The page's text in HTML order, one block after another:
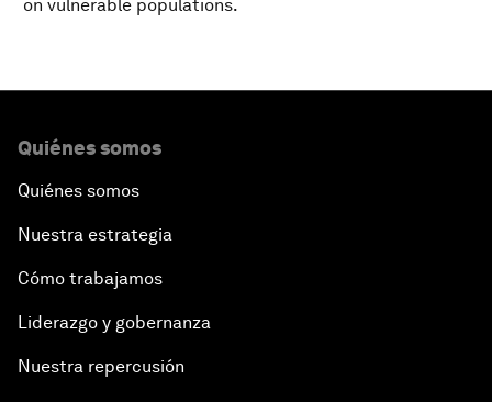
on vulnerable populations.
Quiénes somos
Quiénes somos
Nuestra estrategia
Cómo trabajamos
Liderazgo y gobernanza
Nuestra repercusión